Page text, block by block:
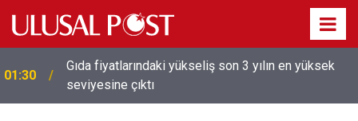
01:26
Galatasaray'dan sekiz kişi hakkında savcılığa suç
duyurusu